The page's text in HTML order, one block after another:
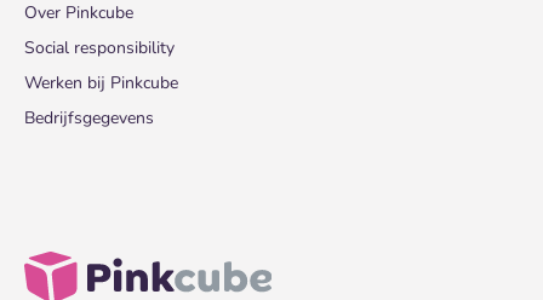
Over Pinkcube
Social responsibility
Werken bij Pinkcube
Bedrijfsgegevens